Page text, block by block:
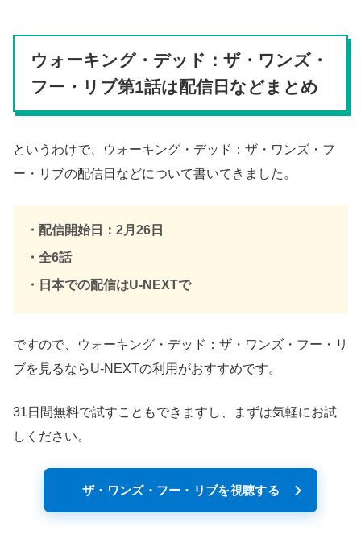
ウォーキング・デッド：ザ・ワンズ・
フー・リブ第1話は配信日などまとめ
というわけで、ウォーキング・デッド：ザ・ワンズ・フ
ー・リブの配信日などについて書いてきました。
・配信開始日：2月26日
・全6話
・日本での配信はU-NEXTで
ですので、ウォーキング・デッド：ザ・ワンズ・フー・リ
ブを見るならU-NEXTの利用がおすすめです。
31日間無料で試すこともできますし、まずは気軽にお試
しください。
ザ・ワンズ・フー・リブを視聴する